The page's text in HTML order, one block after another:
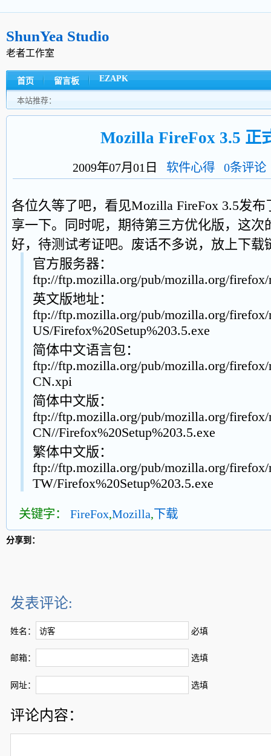
ShunYea Studio
老者工作室
首页 留言板 EZAPK
本站推荐：
Mozilla FireFox 3.5 正
2009年07月01日 软件心得 0条评论
各位久等了吧，看见Mozilla FireFox 3.5发
享一下。同时呢，期待第三方优化版，这次
好，待测试考证吧。废话不多说，放上下载
官方服务器：
ftp://ftp.mozilla.org/pub/mozilla.org/firefox/
英文版地址：
ftp://ftp.mozilla.org/pub/mozilla.org/firefox/
US/Firefox%20Setup%203.5.exe
简体中文语言包：
ftp://ftp.mozilla.org/pub/mozilla.org/
CN.xpi
简体中文版：
ftp://ftp.mozilla.org/pub/mozilla.org/firefox/
CN//Firefox%20Setup%203.5.exe
繁体中文版：
ftp://ftp.mozilla.org/pub/mozilla.org/firefox/
TW/Firefox%20Setup%203.5.exe
关键字： FireFox,Mozilla,下载
分享到：
发表评论:
姓名： 必填
邮箱： 选填
网址： 选填
评论内容：